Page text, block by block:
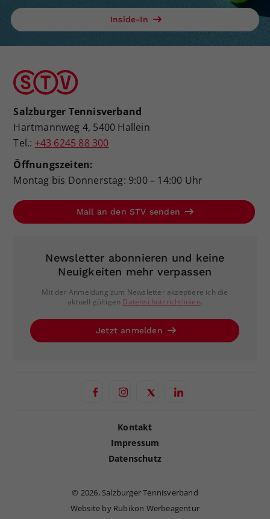
Inside-In
Salzburger Tennisverband
Hartmannweg 4, 5400 Hallein
Tel.: +43 6245 88 300
Öffnungszeiten:
Montag bis Donnerstag: 9:00 – 14:00 Uhr
Mail an den STV senden
Newsletter abonnieren und keine
Neuigkeiten mehr verpassen
Mit der Anmeldung zum Newsletter akzeptiere ich die
aktuell gültigen Datenschutzrichtlinien.
Jetzt anmelden
Kontakt
Impressum
Datenschutz
© 2026, Salzburger Tennisverband
Website by Rubikon Werbeagentur